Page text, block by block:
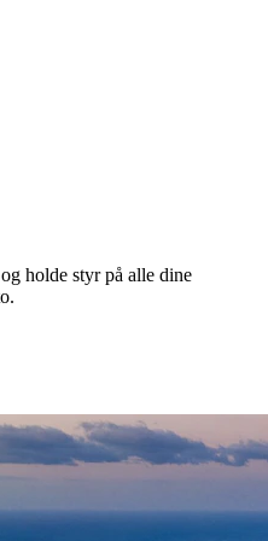
holde styr på alle dine